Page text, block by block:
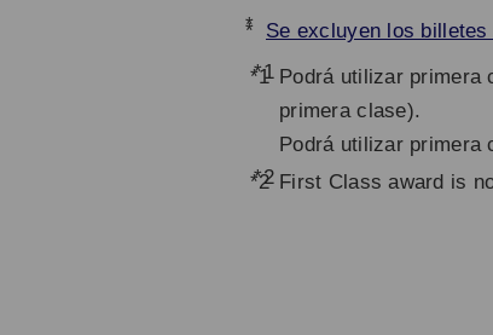
*
Se excluyen los
*1 Podrá utilizar primera
primera clase).
Podrá utilizar primera
*2 First Class award is